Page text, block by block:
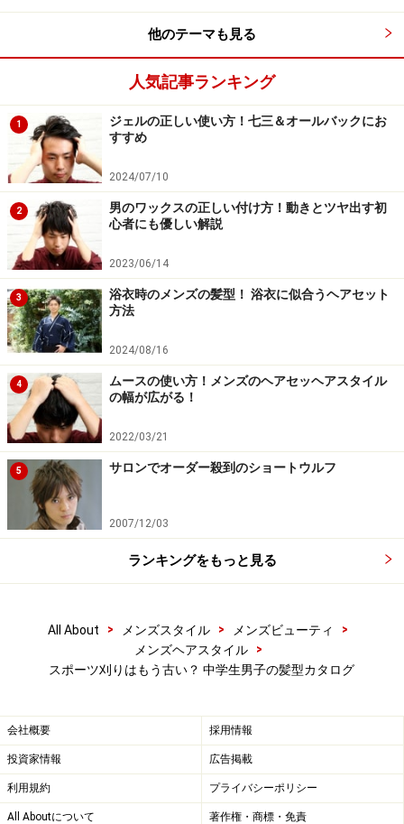
スポーツマンの爽やかくんたちにオススメなのがおしゃ
れボウズ。ポイントはなんといっても、スタイリングに
もきちんとアレンジできちゃうお手軽さがうれしいスタ
イルです。
好感度抜群のナチュラルショートスタイル
爽やかさで好感度UP
出典： 夏はやっぱり簡単ショートスタイル [メンズヘア
スタイル] All About
爽やかはモテポイントのひとつ。シンプルでナチュラル
な爽やかショートスタイルは永遠のモテスタイルです。
スッキリと清潔感をアピールできる髪型に、女子たちか
らの好感度がアップすること間違いなし。【ページ停
止】
ふんわりフェザーがポイントのショートスタイル
ふんわりフェザーのナチュラルショート
らすした爽やかなショートスタイル。フェザースタイル
は羽のような軽やかさがポイント。柔らかい髪質の持ち
主におすすめのスタイルです。【ページ停止】
ツーブロックはソフトに仕上げる
他のテーマも見る
人気記事ランキング
1
ジェルの正しい使い方！七三＆オールバックにお
すすめ
2024/07/10
2
男のワックスの正しい付け方！動きとツヤ出す初
心者にも優しい解説
2023/06/14
3
浴衣時のメンズの髪型！ 浴衣に似合うヘアセット
方法
2024/08/16
4
ムースの使い方！メンズのヘアセッヘアスタイル
の幅が広がる！
2022/03/21
5 サロンでオーダー殺到のショートウルフ
2007/12/03
ランキングをもっと見る
All About > メンズスタイル > メンズビューティ
>
メンズヘアスタイル
>
スポーツ刈りはもう古い？ 中学生男子の髪型カタログ
会社概要 採用情報
投資家情報 広告掲載
利用規約 プライバシーポリシー
All Aboutについて 著作権・商標・免責